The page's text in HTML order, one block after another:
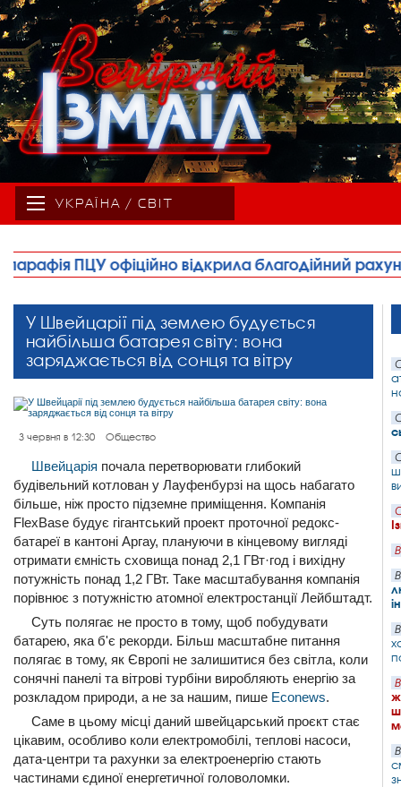
УКРАЇНА / СВІТ
благодійний рахунок для збору коштів на
У Швейцарії під землею будується
найбільша батарея світу: вона
заряджається від сонця та вітру
3 червня в 12:30 Общество
Швейцарія почала перетворювати глибокий
будівельний котлован у Лауфенбурзі на щось набагато
більше, ніж просто підземне приміщення. Компанія
FlexBase будує гігантський проект проточної редокс-
батареї в кантоні Аргау, плануючи в кінцевому вигляді
отримати ємність сховища понад 2,1 ГВт·год і вихідну
потужність понад 1,2 ГВт. Таке масштабування компанія
порівнює з потужністю атомної електростанції Лейбштадт.
Суть полягає не просто в тому, щоб побудувати
батарею, яка б'є рекорди. Більш масштабне питання
полягає в тому, як Європі не залишитися без світла, коли
сонячні панелі та вітрові турбіни виробляють енергію за
розкладом природи, а не за нашим, пише Econews.
Саме в цьому місці даний швейцарський проєкт стає
цікавим, особливо коли електромобілі, теплові насоси,
дата-центри та рахунки за електроенергію стають
частинами єдиної енергетичної головоломки.